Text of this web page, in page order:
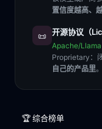
置信度越高、
📜 开源协议（
Apache/Llama
Proprietary ：
自己的产品里。
🏆 综合榜单